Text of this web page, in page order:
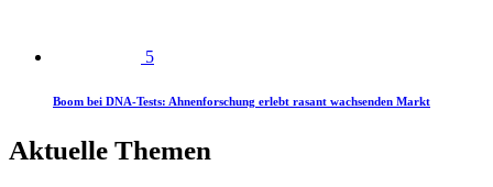
5
Boom bei DNA-Tests: Ahnenforschung erlebt rasant wachsenden Markt
Aktuelle Themen